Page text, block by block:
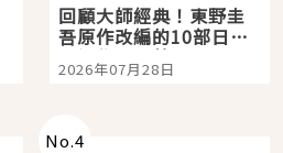
回顧大師經典！東野圭
吾原作改編的10部日本
影視作品推薦
2026年07月28日
No.4